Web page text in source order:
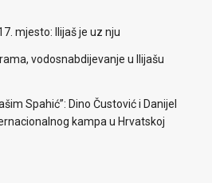
mjesto: Ilijaš je uz nju
vodosnabdijevanje u Ilijašu
Spahić”: Dino Čustović i Danijel
kampa u Hrvatskoj